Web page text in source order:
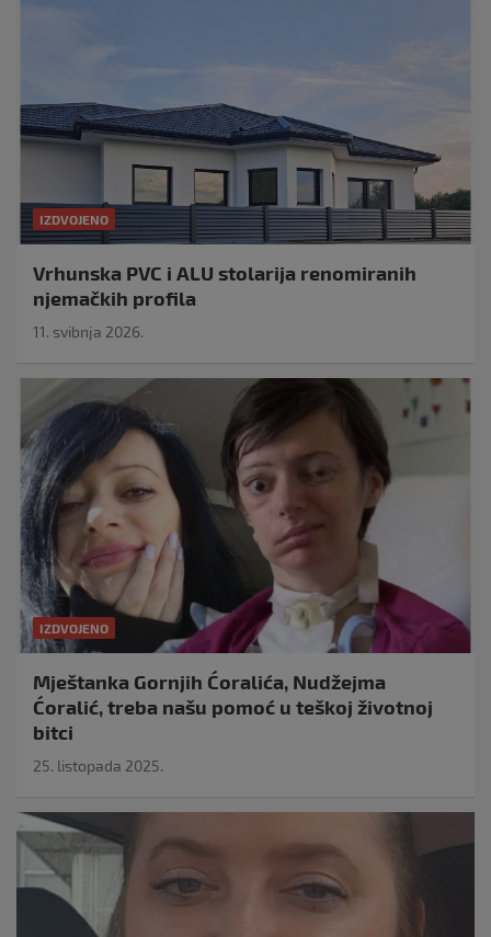
IZDVOJENO
Vrhunska PVC i ALU stolarija renomiranih
njemačkih profila
11. svibnja 2026.
IZDVOJENO
Mještanka Gornjih Ćoralića, Nudžejma
Ćoralić, treba našu pomoć u teškoj životnoj
bitci
25. listopada 2025.